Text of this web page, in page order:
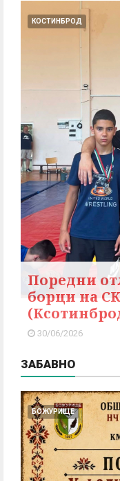
КОСТИНБРОД
Поредни
борци на
30/06/2026
ЗАБАВНО
БОЖУРИЩЕ